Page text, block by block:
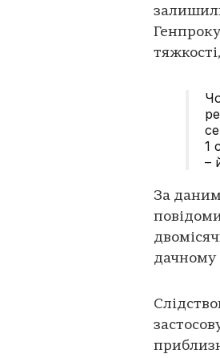
1
–
За
дачному